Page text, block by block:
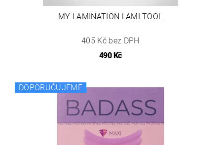
MY LAMINATION LAMI TOOL
405 Kč bez DPH
490 Kč
DOPORUČUJEME